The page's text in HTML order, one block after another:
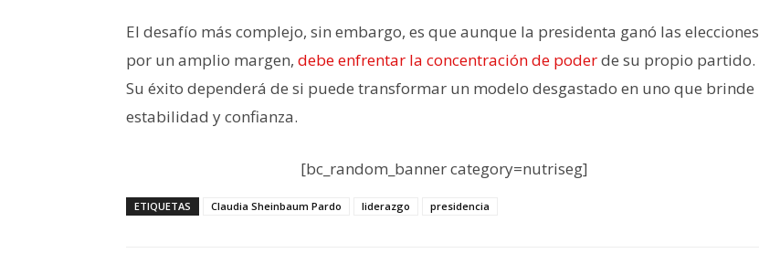
El desafío más complejo, sin embargo, es que aunque la presidenta ganó las elecciones
por un amplio margen, debe enfrentar la concentración de poderde su propio partido.
Su éxito dependerá de si puede transformar un modelo desgastado en uno que brinde
estabilidad y confianza.
[bc_random_banner category=nutriseg]
ETIQUETAS Claudia Sheinbaum Pardo liderazgo presidencia